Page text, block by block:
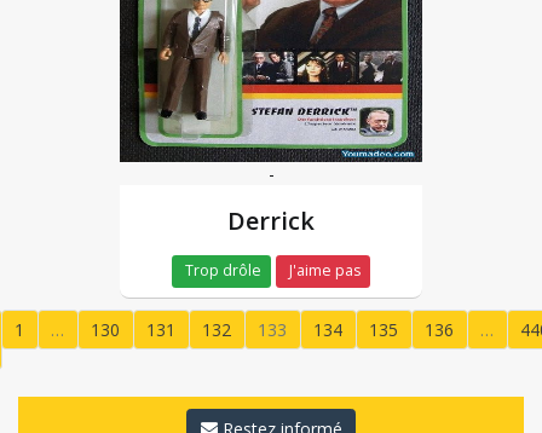
-
Derrick
Trop drôle J'aime pas
1 … 130 131 132
133
134 135 136 …